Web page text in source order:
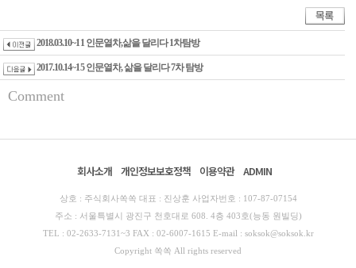
2018.03.10~11 인문열차,삶을 달리다 1차탐방
2017.10.14~15 인문열차, 삶을 달리다 7차 탐방
Comment
회사소개 개인정보보호정책 이용약관 ADMIN
상호 : 주식회사쏙쏙 대표 : 진상훈 사업자번호 : 107-87-07154
주소 : 서울특별시 광진구 천호대로 608. 4층 403호(능동 원빌딩)
TEL : 02-2633-7131~3 FAX : 02-6007-1615 E-mail : soksok@soksok.kr
Copyright 쏙쏙 All rights reserved